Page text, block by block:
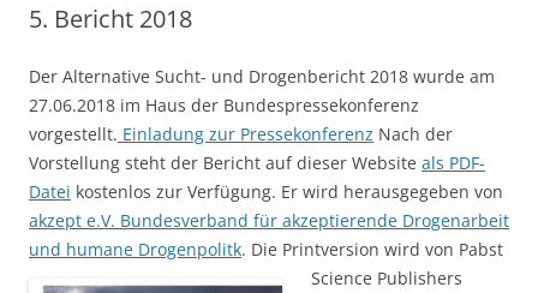
5. Bericht 2018
Der Alternative Sucht- und Drogenbericht 2018 wurde am
27.06.2018 im Haus der Bundespressekonferenz
vorgestellt. Einladung zur Pressekonferenz Nach der
Vorstellung steht der Bericht auf dieser Website als PDF-
Datei kostenlos zur Verfügung. Er wird herausgegeben von
akzept e.V. Bundesverband für akzeptierende Drogenarbeit
und humane Drogenpolitk. Die Printversion wird von Pabst
Science Publishers